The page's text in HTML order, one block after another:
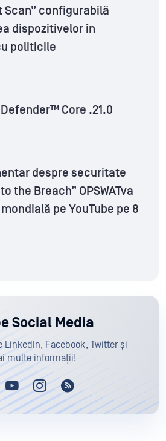
Scan” configurabilă
dispozitivelor în
politicile
Core .21.0
despre securitate
the Breach” OPSWATva
pe YouTube pe 8
Social Media
LinkedIn, Facebook, Twitter și
multe informații!